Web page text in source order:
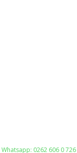
Whatsapp: 0262 606 0 726